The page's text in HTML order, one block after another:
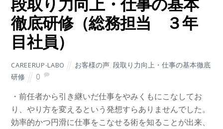
段取り力向上・仕事の基本
徹底研修（総務担当 ３年
目社員）
CAREERUP-LABO お客様の声, 段取り力向上・仕事の基本徹底
研修
0
・前任者から引き継いだ仕事をやみくもにこなしてお
り、やり方を変えるという発想すらありませんでした。
効率的かつ円滑に仕事をこなせる術を知ることが出来、